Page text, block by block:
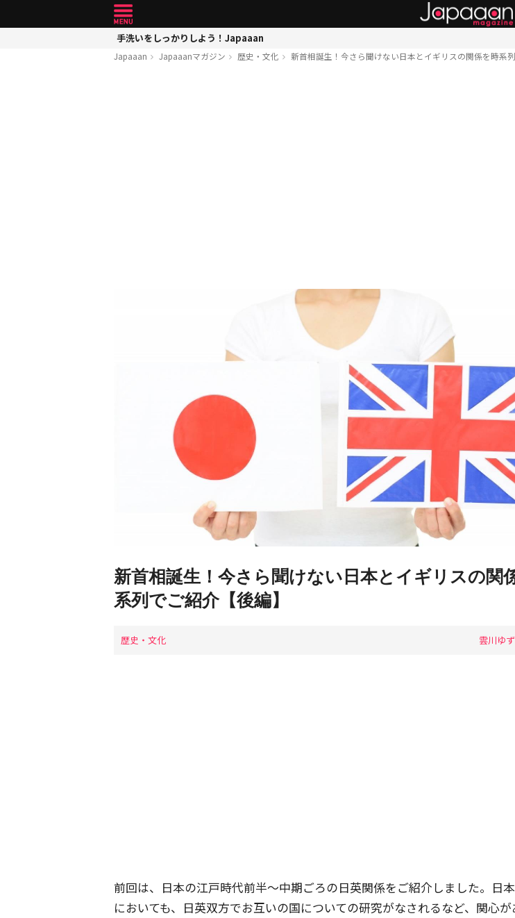
手洗いをしっかりしよう！Japaaan
Japaaan Japaaanマガジン 歴史・文化 新首相誕生！今さら聞けない日本とイギリスの関係を時系列
新首相誕生！今さら聞けない日本とイギリスの関
系列でご紹介【後編】
歴史・文化 雲川ゆず
前回は、日本の江戸時代前半～中期ごろの日英関係をご紹介しました。日
においても、日英双方でお互いの国についての研究がなされるなど、関心